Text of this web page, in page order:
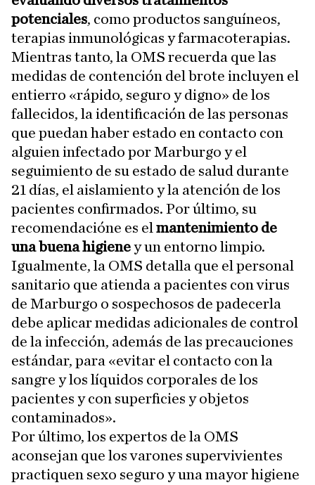
potenciales, como productos sanguíneos,
terapias inmunológicas y farmacoterapias.
Mientras tanto, la OMS recuerda que las
medidas de contención del brote incluyen el
entierro «rápido, seguro y digno» de los
fallecidos, la identificación de las personas
que puedan haber estado en contacto con
alguien infectado por Marburgo y el
seguimiento de su estado de salud durante
21 días, el aislamiento y la atención de los
pacientes confirmados. Por último, su
recomendacióne es el mantenimiento de
una buena higieney un entorno limpio.
Igualmente, la OMS detalla que el personal
sanitario que atienda a pacientes con virus
de Marburgo o sospechosos de padecerla
debe aplicar medidas adicionales de control
de la infección, además de las precauciones
estándar, para «evitar el contacto con la
sangre y los líquidos corporales de los
pacientes y con superficies y objetos
contaminados».
Por último, los expertos de la OMS
aconsejan que los varones supervivientes
practiquen sexo seguro y una mayor higiene